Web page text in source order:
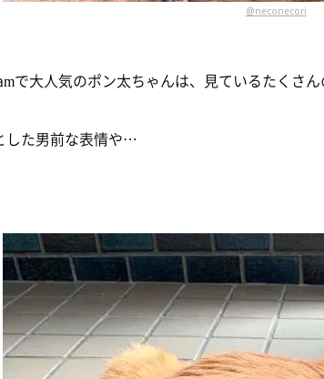
@neconecori
で大人気のポン太ちゃんは、見ているたくさ
した男前な表情や…